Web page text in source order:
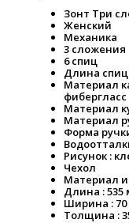
Зонт Три
Женский
Механика
3 сложения
6 спиц
Длина
Материал
фибергласс
Материал
Материал
Форма
Рисунок :
Чехол
Материал и
Длина : 535
Ширина :
Толщина :